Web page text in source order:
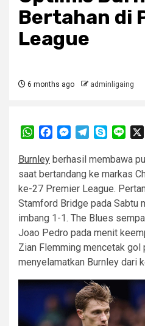
Bertahan di
League
6 months ago adminligaing
WhatsApp
FacebookMessenger
TelegramSkypeLine
Burnley berhasil membawa
saat bertandang ke markas
ke-27 Premier League.
Stamford Bridge pada Sabtu
imbang 1-1. The Blues
Joao Pedro pada menit
Zian Flemming mencetak gol
menyelamatkan Burnley dari